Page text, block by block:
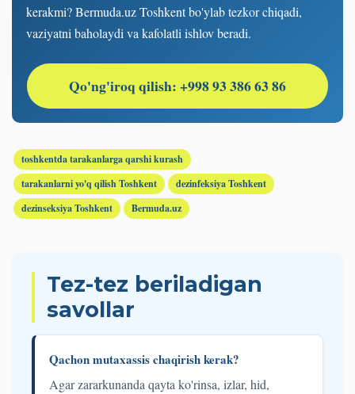
kerakmi? Bermuda.uz Toshkent bo'ylab tezkor chiqadi,
vaziyatni baholaydi va kafolatli ishlov beradi.
Qo'ng'iroq qilish: +998 93 386 63 86
toshkentda tarakanlarga qarshi kurash
tarakanlarni yo'q qilish Toshkent
dezinfeksiya Toshkent
dezinseksiya Toshkent
Bermuda.uz
Tez-tez beriladigan
savollar
Qachon mutaxassis chaqirish kerak?
Agar zararkunanda qayta ko'rinsa, izlar, hid,